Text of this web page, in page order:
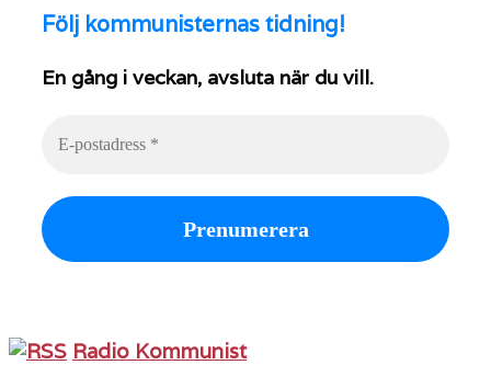
Följ kommunisternas tidning!
En gång i veckan, avsluta när du vill.
Radio Kommunist